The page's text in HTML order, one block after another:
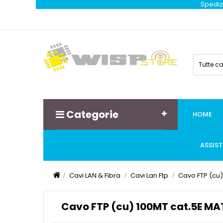
Tutte
Categorie HOME
Cavi LAN & Fibra Cavi Lan Ftp Cavo FTP (cu)
Cavo FTP (cu) 100MT cat.5E